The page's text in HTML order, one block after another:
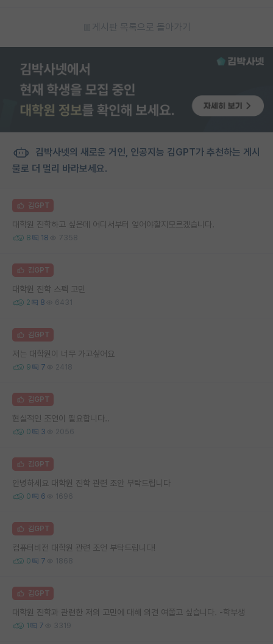
게시판 목록으로 돌아가기
김박사넷의 새로운 거인, 인공지능 김GPT가 추천하는 게시
물로 더 멀리 바라보세요.
김GPT
대학원 진학하고 싶은데 어디서부터 엎어야할지모르겠습니다.
8 18 7358
김GPT
대학원 진학 스펙 고민
2 8 6431
김GPT
저는 대학원이 너무 가고싶어요
9 7 2418
김GPT
현실적인 조언이 필요합니다..
0 3 2056
김GPT
안녕하세요 대학원 진학 관련 조안 부탁드립니다
0 6 1696
김GPT
컴퓨터비전 대학원 관련 조언 부탁드립니다!
0 7 1868
김GPT
대학원 진학과 관련한 저의 고민에 대해 의견 여쭙고 싶습니다. -학부생
1 7 3319